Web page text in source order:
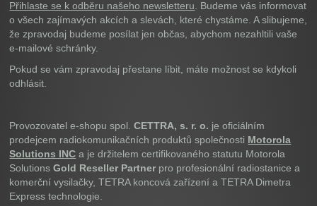
Přihlaste se k odběru našeho newsletteru . Budeme vás informovat
o všech zajímavých akcích a slevách, které chystáme. A slibujeme,
že zpravodaj budeme posílat jen občas, abychom nezahltili vaše
e-mailové schránky.
Pokud se vám zpravodaj přestane líbit, máte možnost se kdykoli
odhlásit.
Provozovatel e-shopu spol.CETTRA, s. r. o. je oficiálním
prodejcem radiokomunikačních produktů společnosti Motorola
Solutions INC a je držitelem certifikovaného statutu Motorola
SolutionsGold Reseller Partner pro profesionální radiostanice a
komerční vysilačky, TETRA koncová zařízení a TETRA Dimetra
Express technologie.